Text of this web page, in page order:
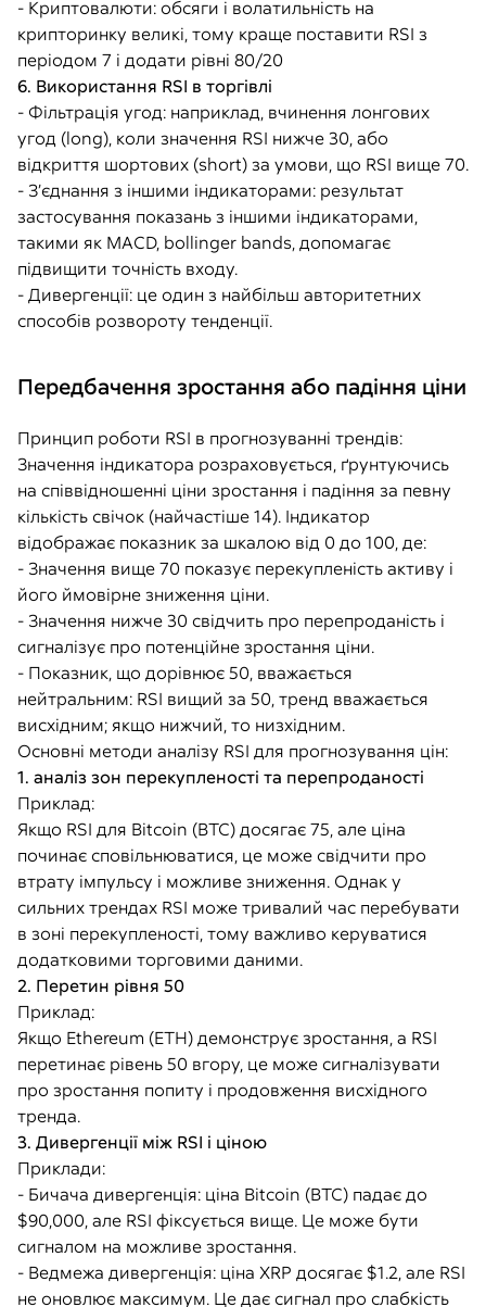
- Криптовалюти: обсяги і волатильність на
крипторинку великі, тому краще поставити RSI з
періодом 7 і додати рівні 80/20
6. Використання RSI в торгівлі
- Фільтрація угод: наприклад, вчинення лонгових
угод (long), коли значення RSI нижче 30, або
відкриття шортових (short) за умови, що RSI вище 70.
- З’єднання з іншими індикаторами: результат
застосування показань з іншими індикаторами,
такими як MACD, bollinger bands, допомагає
підвищити точність входу.
- Дивергенції: це один з найбільш авторитетних
способів розвороту тенденції.
Передбачення зростання або падіння ціни
Принцип роботи RSI в прогнозуванні трендів:
Значення індикатора розраховується, ґрунтуючись
на співвідношенні ціни зростання і падіння за певну
кількість свічок (найчастіше 14). Індикатор
відображає показник за шкалою від 0 до 100, де:
- Значення вище 70 показує перекупленість активу і
його ймовірне зниження ціни.
- Значення нижче 30 свідчить про перепроданість і
сигналізує про потенційне зростання ціни.
- Показник, що дорівнює 50, вважається
нейтральним: RSI вищий за 50, тренд вважається
висхідним; якщо нижчий, то низхідним.
Основні методи аналізу RSI для прогнозування цін:
1. аналіз зон перекупленості та перепроданості
Приклад:
Якщо RSI для Bitcoin (BTC) досягає 75, але ціна
починає сповільнюватися, це може свідчити про
втрату імпульсу і можливе зниження. Однак у
сильних трендах RSI може тривалий час перебувати
в зоні перекупленості, тому важливо керуватися
додатковими торговими даними.
2. Перетин рівня 50
Приклад:
Якщо Ethereum (ETH) демонструє зростання, а RSI
перетинає рівень 50 вгору, це може сигналізувати
про зростання попиту і продовження висхідного
тренда.
3. Дивергенції між RSI і ціною
Приклади:
- Бичача дивергенція: ціна Bitcoin (BTC) падає до
$90,000, але RSI фіксується вище. Це може бути
сигналом на можливе зростання.
- Ведмежа дивергенція: ціна XRP досягає $1.2, але RSI
не оновлює максимум. Це дає сигнал про слабкість